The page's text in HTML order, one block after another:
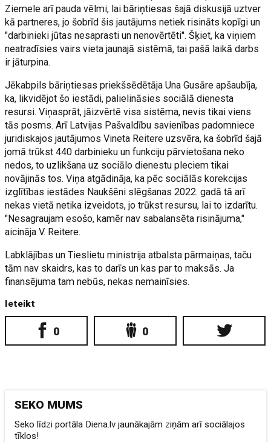
Ziemele arī pauda vēlmi, lai bāriņtiesas šajā diskusijā uztver
kā partneres, jo šobrīd šis jautājums netiek risināts kopīgi un
"darbinieki jūtas nesaprasti un nenovērtēti". Šķiet, ka viņiem
neatradīsies vairs vieta jaunajā sistēmā, tai pašā laikā darbs
ir jāturpina.
Jēkabpils bāriņtiesas priekšsēdētāja Una Gusāre apšaubīja,
ka, likvidējot šo iestādi, palielināsies sociālā dienesta
resursi. Viņasprāt, jāizvērtē visa sistēma, nevis tikai viens
tās posms. Arī Latvijas Pašvaldību savienības padomniece
juridiskajos jautājumos Vineta Reitere uzsvēra, ka šobrīd šajā
jomā trūkst 440 darbinieku un funkciju pārvietošana neko
nedos, to uzlikšana uz sociālo dienestu pleciem tikai
novājinās tos. Viņa atgādināja, ka pēc sociālās korekcijas
izglītības iestādes Naukšēni slēgšanas 2022. gadā tā arī
nekas vietā netika izveidots, jo trūkst resursu, lai to izdarītu.
"Nesagraujam esošo, kamēr nav sabalansēta risinājuma,"
aicināja V. Reitere.
Labklājības un Tieslietu ministrija atbalsta pārmaiņas, taču
tām nav skaidrs, kas to darīs un kas par to maksās. Ja
finansējuma tam nebūs, nekas nemainīsies.
Ieteikt
0 0
SEKO MUMS
Seko līdzi portāla Diena.lv jaunākajām ziņām arī sociālajos
tīklos!